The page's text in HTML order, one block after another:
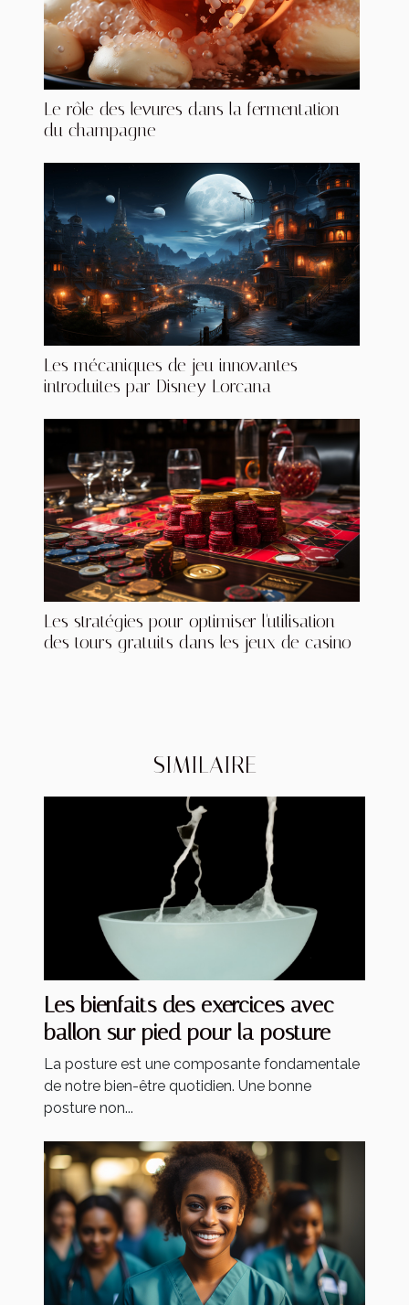
Le rôle des levures dans la fermentation
du champagne
Les mécaniques de jeu innovantes
introduites par Disney Lorcana
Les stratégies pour optimiser l'utilisation
des tours gratuits dans les jeux de casino
SIMILAIRE
Les bienfaits des exercices avec
ballon sur pied pour la posture
La posture est une composante fondamentale
de notre bien-être quotidien. Une bonne
posture non...